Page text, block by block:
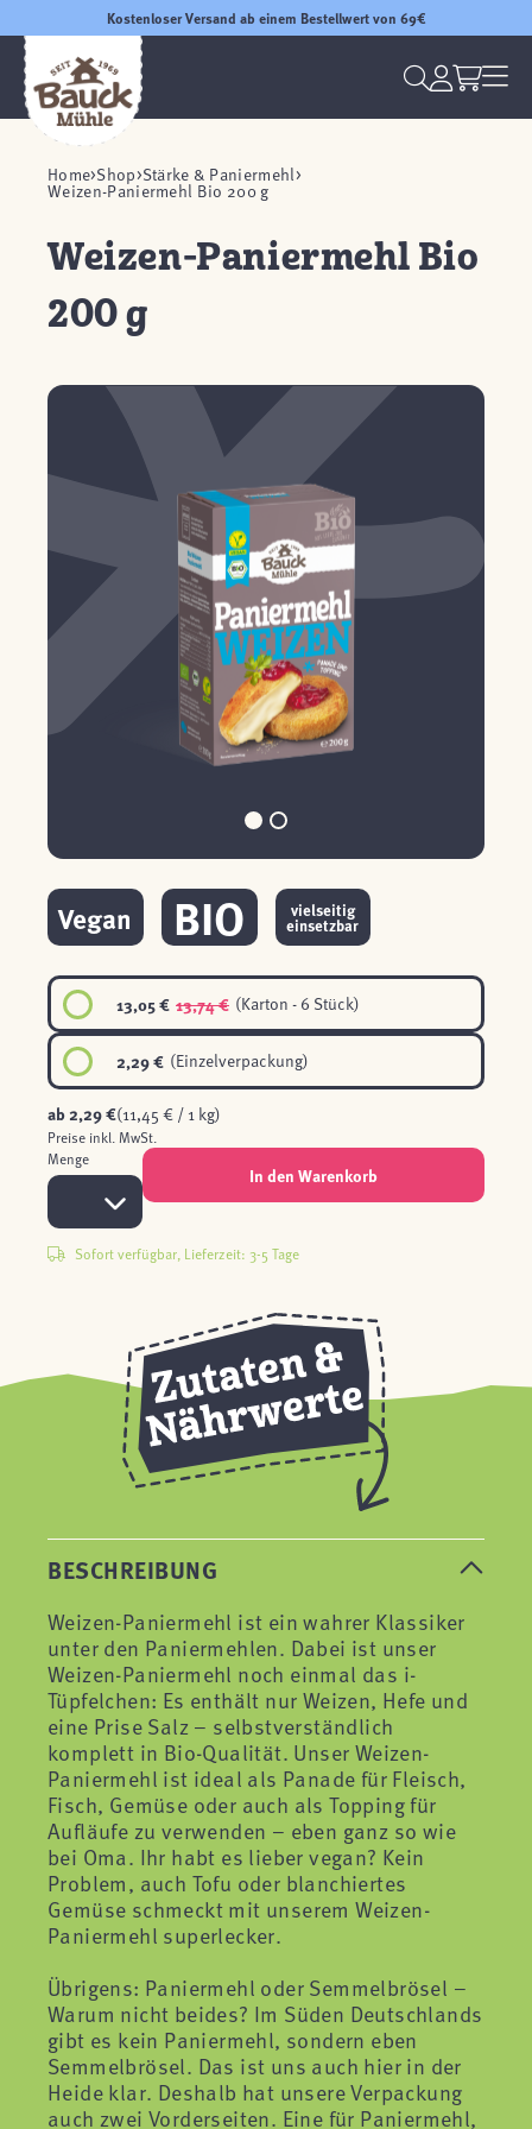
Kostenloser Versand ab einem Bestellwert von 69€
Home Shop Stärke & Paniermehl
Weizen-Paniermehl Bio 200 g
Vegan BIO vielseitig
einsetzbar
Weizen-Paniermehl Bio
200 g
13,05 € 13,74 € (Karton - 6 Stück)
2,29 € (Einzelverpackung)
ab 2,29 €(11,45 € / 1 kg)
Preise inkl. MwSt.
Menge
In den Warenkorb
Sofort verfügbar, Lieferzeit: 3-5 Tage
BESCHREIBUNG
Weizen-Paniermehl ist ein wahrer Klassiker
unter den Paniermehlen. Dabei ist unser
Weizen-Paniermehl noch einmal das i-
Tüpfelchen: Es enthält nur Weizen, Hefe und
eine Prise Salz – selbstverständlich
komplett in Bio-Qualität. Unser Weizen-
Paniermehl ist ideal als Panade für Fleisch,
Fisch, Gemüse oder auch als Topping für
Aufläufe zu verwenden – eben ganz so wie
bei Oma. Ihr habt es lieber vegan? Kein
Problem, auch Tofu oder blanchiertes
Gemüse schmeckt mit unserem Weizen-
Paniermehl superlecker.
Übrigens: Paniermehl oder Semmelbrösel –
Warum nicht beides? Im Süden Deutschlands
gibt es kein Paniermehl, sondern eben
Semmelbrösel. Das ist uns auch hier in der
Heide klar. Deshalb hat unsere Verpackung
auch zwei Vorderseiten. Eine für Paniermehl,